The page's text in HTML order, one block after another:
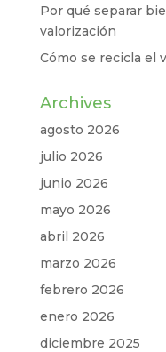
Por qué separar
valorización
Cómo se recicla el
Archives
agosto 2026
julio 2026
junio 2026
mayo 2026
abril 2026
marzo 2026
febrero 2026
enero 2026
diciembre 2025